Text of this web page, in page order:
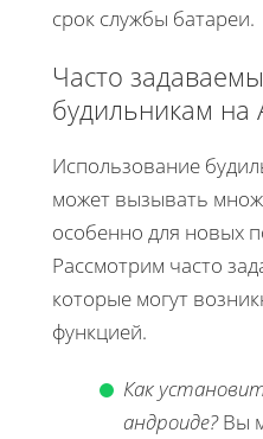
срок службы батареи.
Часто
будильникам на
Использование
может вызывать
особенно для новых
Рассмотрим часто
которые могут
функцией.
Как
андроиде?Вы